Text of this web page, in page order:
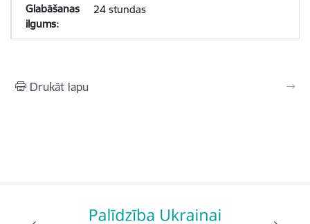
24 stundas
Drukāt lapu